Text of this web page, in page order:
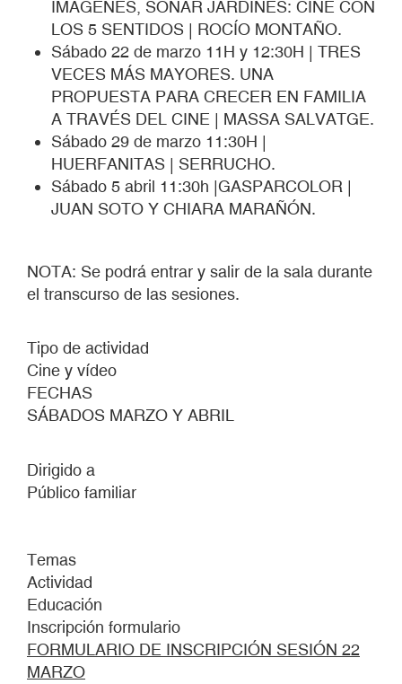
IMÁGENES, SOÑAR JARDINES: CINE CON
LOS 5 SENTIDOS | ROCÍO MONTAÑO.
Sábado 22 de marzo 11H y 12:30H | TRES
VECES MÁS MAYORES. UNA
PROPUESTA PARA CRECER EN FAMILIA
A TRAVÉS DEL CINE | MASSA SALVATGE.
Sábado 29 de marzo 11:30H |
HUERFANITAS | SERRUCHO.
Sábado 5 abril 11:30h |GASPARCOLOR |
JUAN SOTO Y CHIARA MARAÑÓN.
NOTA: Se podrá entrar y salir de la sala durante
el transcurso de las sesiones.
Tipo de actividad
Cine y vídeo
FECHAS
SÁBADOS MARZO Y ABRIL
Dirigido a
Público familiar
Temas
Actividad
Educación
Inscripción formulario
FORMULARIO DE INSCRIPCIÓN SESIÓN 22
MARZO